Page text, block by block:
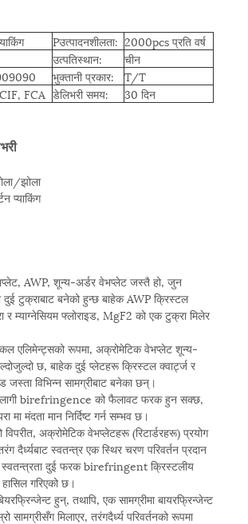
Pउत्पादनशीलता: 2000pcs प्रति वर्ष
उत्पतिस्थान:
चीन
भुक्तानी प्रकार:
T/T
FCA डेलिभरी समय: 30 दिन
झोला
प्याकिंग
AWP, शून्य-अर्डर वेभप्लेट जस्तै हो, जुन
दुई टुक्राबाट बनेको हुन्छ बाहेक AWP क्रिस्टल
र म्याग्नेसियम फ्लोराइड, MgF2 को एक टुक्रा मिलेर
एलिमेन्ट्सको रूपमा, अक्रोमेटिक वेभप्लेट शून्य-
छ, बाहेक दुई प्लेटहरू क्रिस्टल क्वार्ट्ज र
जस्ता विभिन्न सामग्रीबाट बनेका छन्।
लागी birefringence को फैलावट फरक हुन सक्छ,
मा मंदता मान निर्दिष्ट गर्न सम्भव छ।
अक्रोमेटिक वेभप्लेटहरू (रिटार्डरहरू) प्रयोग
दैर्ध्यबाट स्वतन्त्र एक स्थिर चरण परिवर्तन प्रदान
स्वतन्त्रता दुई फरक birefringent क्रिस्टलीय
गरिएको छ।
हुन्, तथापि, एक सामग्रीमा बायरफ्रिन्जेन्ट
सामग्रीसँग मिलाएर, तरंगदैर्ध्य परिवर्तनको रूपमा